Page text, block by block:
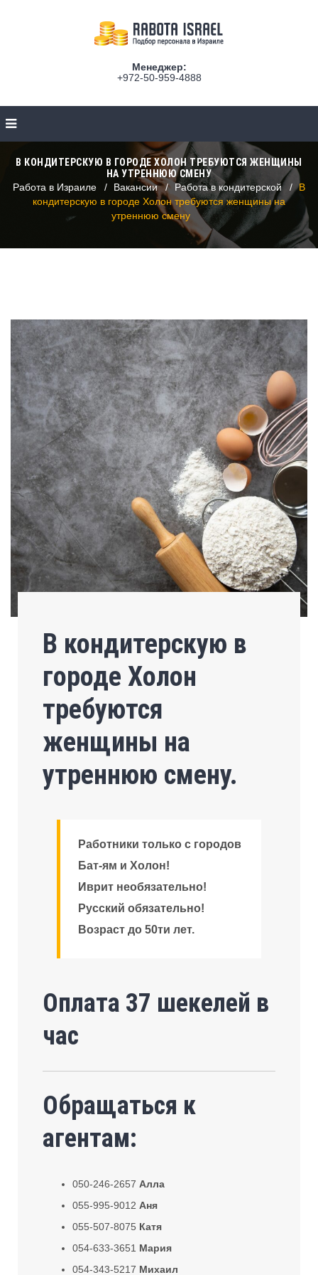
Менеджер:
+972-50-959-4888
В КОНДИТЕРСКУЮ В ГОРОДЕ ХОЛОН ТРЕБУЮТСЯ ЖЕНЩИНЫ
НА УТРЕННЮЮ СМЕНУ
Работа в Израиле
Вакансии Работа в кондитерской
В
кондитерскую в городе Холон требуются женщины на
утреннюю смену
В кондитерскую в
городе Холон
требуются
женщины на
утреннюю смену.
Работники только с городов
Бат-ям и Холон!
Иврит необязательно!
Русский обязательно!
Возраст до 50ти лет.
Оплата 37 шекелей в
час
Обращаться к
агентам:
050-246-2657Алла
055-995-9012Аня
055-507-8075 Катя
054-633-3651 Мария
054-343-5217 Михаил